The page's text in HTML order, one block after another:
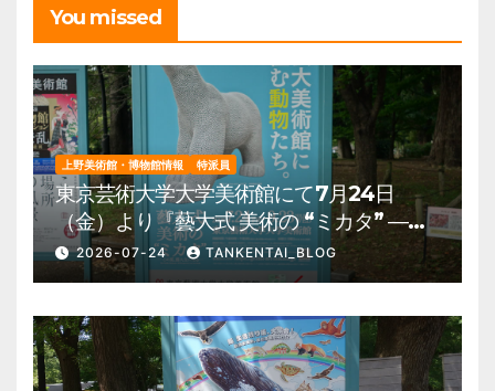
You missed
上野美術館・博物館情報 特派員
東京芸術大学大学美術館にて7月24日
（金）より『藝大式 美術の “ミカタ” ―こ
の夏、藝大生になる―』を開催。 上野公
園 美術館・博物館 混雑情報他
2026-07-24 TANKENTAI_BLOG